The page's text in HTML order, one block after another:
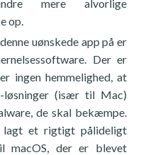
mere alvorlige
op.
uønskede app på er
Der er
ingen hemmelighed, at
løsninger (især til Mac)
de skal bekæmpe.
lagt et rigtigt pålideligt
macOS, der er blevet